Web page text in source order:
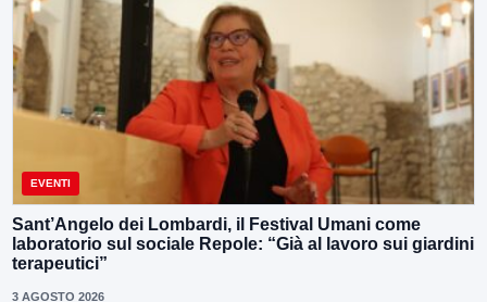
EVENTI
Sant’Angelo dei Lombardi, il Festival Umani come
laboratorio sul sociale Repole: “Già al lavoro sui giardini
terapeutici”
3 AGOSTO 2026